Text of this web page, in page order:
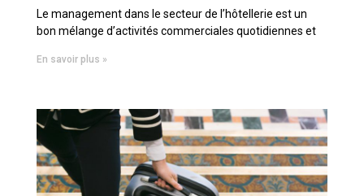
Le management dans le secteur de l’hôtellerie est un
bon mélange d’activités commerciales quotidiennes et
En savoir plus »